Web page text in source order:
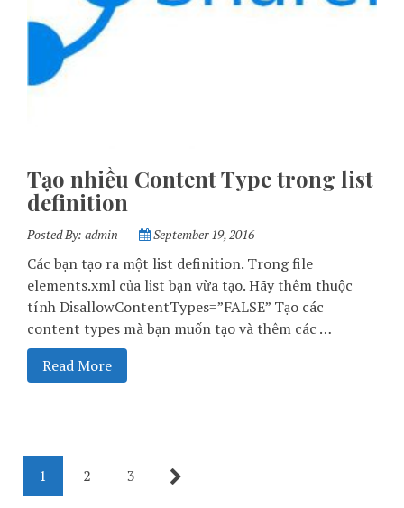
Tạo nhiều Content Type trong list
definition
Posted By: admin September 19, 2016
Các bạn tạo ra một list definition. Trong file
elements.xml của list bạn vừa tạo. Hãy thêm thuộc
tính DisallowContentTypes=”FALSE” Tạo các
content types mà bạn muốn tạo và thêm các …
Read More
1 2 3